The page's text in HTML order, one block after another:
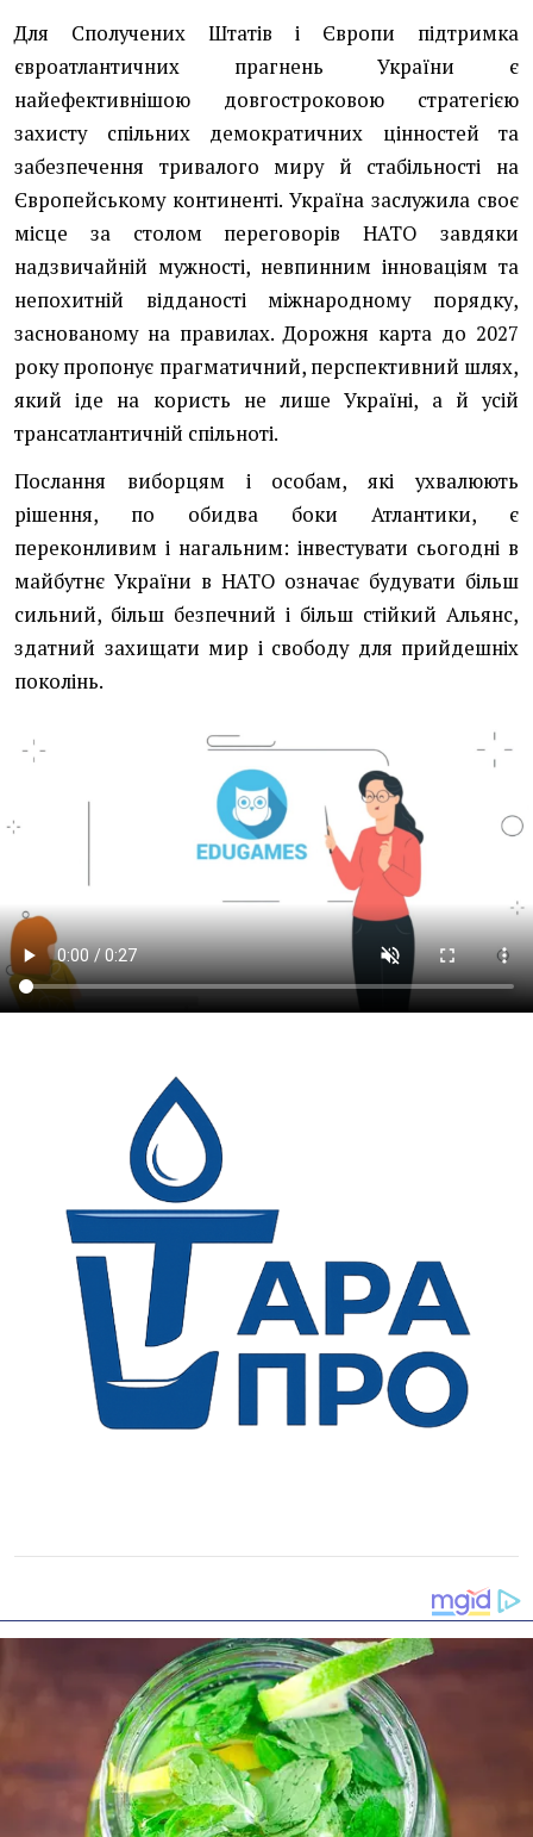
Для Сполучених Штатів і Європи підтримка
євроатлантичних прагнень України є
найефективнішою довгостроковою стратегією
захисту спільних демократичних цінностей та
забезпечення тривалого миру й стабільності на
Європейському континенті. Україна заслужила своє
місце за столом переговорів НАТО завдяки
надзвичайній мужності, невпинним інноваціям та
непохитній відданості міжнародному порядку,
заснованому на правилах. Дорожня карта до 2027
року пропонує прагматичний, перспективний шлях,
який іде на користь не лише Україні, а й усій
трансатлантичній спільноті.
Послання виборцям і особам, які ухвалюють
рішення, по обидва боки Атлантики, є
переконливим і нагальним: інвестувати сьогодні в
майбутнє України в НАТО означає будувати більш
сильний, більш безпечний і більш стійкий Альянс,
здатний захищати мир і свободу для прийдешніх
поколінь.